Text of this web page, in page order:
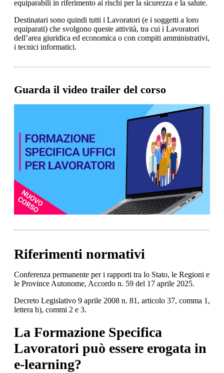
equiparabili in riferimento ai rischi per la sicurezza e la salute.
Destinatari sono quindi tutti i Lavoratori (e i soggetti a loro
equiparati) che svolgono queste attività, tra cui i Lavoratori
dell’area giuridica ed economica o con compiti amministrativi,
i tecnici informatici.
Guarda il video trailer del corso
Riferimenti normativi
Conferenza permanente per i rapporti tra lo Stato, le Regioni e
le Province Autonome, Accordo n. 59 del 17 aprile 2025.
Decreto Legislativo 9 aprile 2008 n. 81, articolo 37, comma 1,
lettera b), commi 2 e 3.
La Formazione Specifica
Lavoratori può essere erogata in
e-learning?